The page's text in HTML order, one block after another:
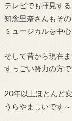
テレビでも拝見す
知念里奈さんもその
ミュージカルを中
そして昔から現在
すっごい努力の方
20年以上ほとんど
うらやましいです～